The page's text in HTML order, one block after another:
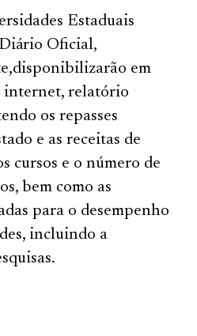
Estaduais
Oficial,
em
internet, relatório
os repasses
e as receitas de
cursos e o número de
bem como as
para o desempenho
incluindo a